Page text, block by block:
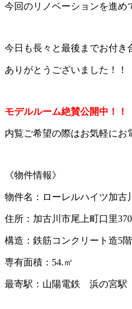
今回のリノベーションを進め
今日も長々と最後までお付き
ありがとうございました！！
モデルルーム絶賛公開中！！
内覧ご希望の際はお気軽にお
《物件情報》
物件名：ローレルハイツ加古
住所：加古川市尾上町口里
構造：鉄筋コンクリート造5
専有面積：54.㎡
最寄駅：山陽電鉄 浜の宮